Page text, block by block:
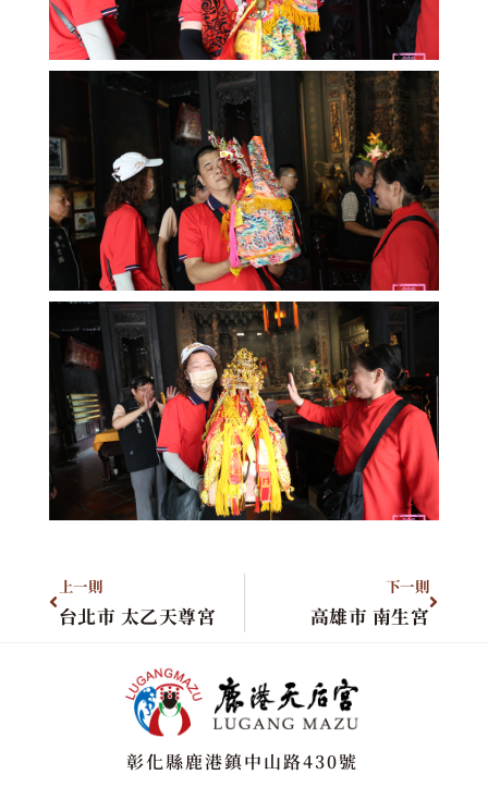
上一則
台北市 太乙天尊宮
下一則
高雄市 南生宮
彰化縣鹿港鎮中山路430號